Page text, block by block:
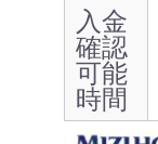
入金
確認
可能
時間